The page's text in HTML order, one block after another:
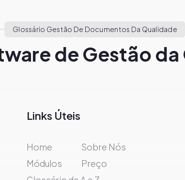
Glossário Gestão De Documentos Da Qualidade
de Gestão
Links Úteis
Home
Sobre Nós
Módulos
Preço